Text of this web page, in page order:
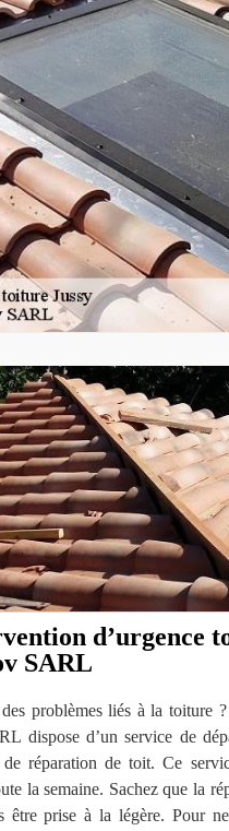
d’urgence
SARL
problèmes liés à la toiture
dispose d’un service de
de réparation de toit. Ce
la semaine. Sachez que la
être prise à la légère. Pour